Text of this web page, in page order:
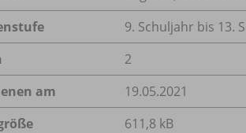
9. Schuljahr bis 13.
2
am
19.05.2021
611,8 kB